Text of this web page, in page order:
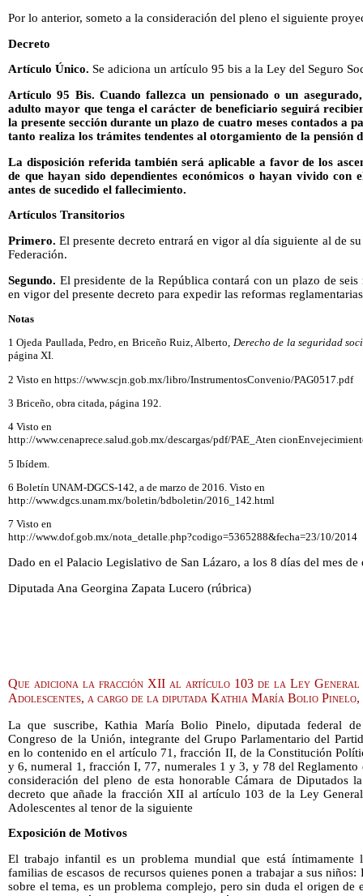
Por lo anterior, someto a la consideración del pleno el siguiente
Decreto
Artículo Único. Se adiciona un artículo 95 bis a la Ley del Seguro
Artículo 95 Bis. Cuando fallezca un pensionado o un
adulto mayor que tenga el carácter de beneficiario seguirá
la presente sección durante un plazo de cuatro meses contados a
tanto realiza los trámites tendentes al otorgamiento de la pensión
La disposición referida también será aplicable a favor de los
de que hayan sido dependientes económicos o hayan vivido con
antes de sucedido el fallecimiento.
Artículos Transitorios
Primero. El presente decreto entrará en vigor al día siguiente al de
Federación.
Segundo. El presidente de la República contará con un plazo de
en vigor del presente decreto para expedir las reformas
Notas
1 Ojeda Paullada, Pedro, en Briceño Ruiz, Alberto, Derecho de la seguridad
página XI.
2 Visto en https://www.scjn.gob.mx/libro/InstrumentosConvenio/PAG0517.pdf
3 Briceño, obra citada, página 192.
4 Visto en
http://www.cenaprece.salud.gob.mx/descargas/pdf/PAE_Aten
5 Ibídem.
6 Boletín UNAM-DGCS-142, a de marzo de 2016. Visto en
http://www.dgcs.unam.mx/boletin/bdboletin/2016_142.html
7 Visto en
http://www.dof.gob.mx/nota_detalle.php?codigo=5365288&fecha=23/10/2014
Dado en el Palacio Legislativo de San Lázaro, a los 8 días del mes
Diputada Ana Georgina Zapata Lucero (rúbrica)
Que adiciona la fracción XII al artículo 103 de la Ley General
Adolescentes, a cargo de la diputada Kathia María Bolio
La que suscribe, Kathia María Bolio Pinelo, diputada federal
Congreso de la Unión, integrante del Grupo Parlamentario del
en lo contenido en el artículo 71, fracción II, de la Constitución
y 6, numeral 1, fracción I, 77, numerales 1 y 3, y 78 del Reglamento
consideración del pleno de esta honorable Cámara de Diputados
decreto que añade la fracción XII al artículo 103 de la Ley
Adolescentes al tenor de la siguiente
Exposición de Motivos
El trabajo infantil es un problema mundial que está íntimamente
familias de escasos de recursos quienes ponen a trabajar a sus
sobre el tema, es un problema complejo, pero sin duda el origen de